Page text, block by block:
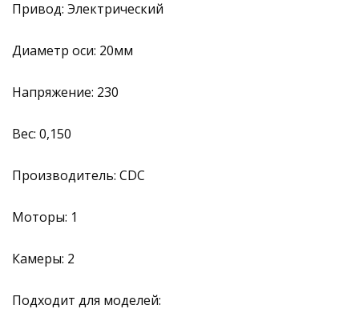
Привод: Электрический
Диаметр оси: 20мм
Напряжение: 230
Вес: 0,150
Производитель: CDC
Моторы: 1
Камеры: 2
Подходит для моделей: